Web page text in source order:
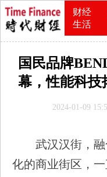
财经
生活
国民品牌
幕，性能科技
2024-01-09
武汉汉街，
化的商业街区，